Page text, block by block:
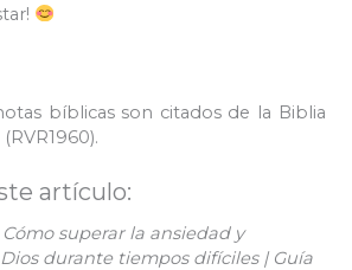
bíblicas son citados de la Biblia
artículo:
Cómo superar la ansiedad y
durante tiempos difíciles | Guía